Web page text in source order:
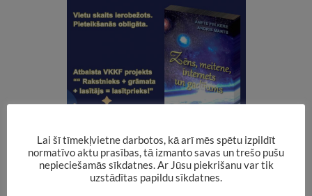
Pieteikšanās obligāta. Vietu skaits ierobežots.
Lai šī tīmekļvietne darbotos, kā arī mēs spētu izpildīt
normatīvo aktu prasības, tā izmanto savas un trešo pušu
nepieciešamās sīkdatnes. Ar Jūsu piekrišanu var tik
uzstādītas papildu sīkdatnes.